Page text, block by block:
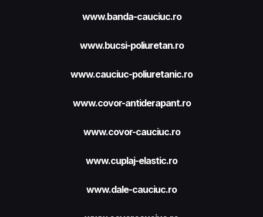
www.banda-cauciuc.ro
www.bucsi-poliuretan.ro
www.cauciuc-poliuretanic.ro
www.covor-antiderapant.ro
www.covor-cauciuc.ro
www.cuplaj-elastic.ro
www.dale-cauciuc.ro